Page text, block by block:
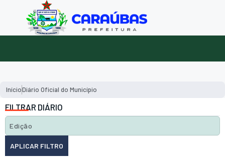
InícioDiário Oficial do Município
FILTRAR DIÁRIO
APLICAR FILTRO